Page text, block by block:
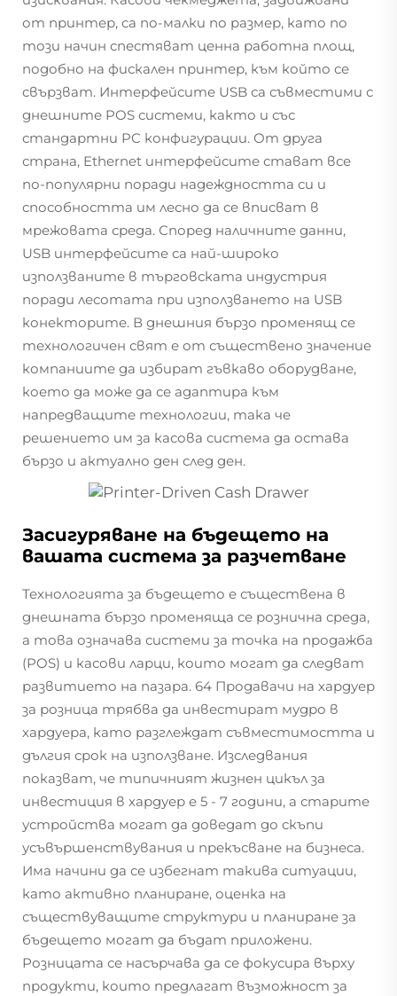
от принтер, са по-малки по размер, като по
този начин спестяват ценна работна площ,
подобно на фискален принтер, към който се
свързват. Интерфейсите USB са съвместими с
днешните POS системи, както и със
стандартни PC конфигурации. От друга
страна, Ethernet интерфейсите стават все
по-популярни поради надеждността си и
способността им лесно да се вписват в
мрежовата среда. Според наличните данни,
USB интерфейсите са най-широко
използваните в търговската индустрия
поради лесотата при използването на USB
конекторите. В днешния бързо променящ се
технологичен свят е от съществено значение
компаниите да избират гъвкаво оборудване,
което да може да се адаптира към
напредващите технологии, така че
решението им за касова система да остава
бързо и актуално ден след ден.
Засигуряване на бъдещето на
вашата система за разчетване
Технологията за бъдещето е съществена в
днешната бързо променяща се рознична среда,
а това означава системи за точка на продажба
(POS) и касови ларци, които могат да следват
развитието на пазара. 64 Продавачи на хардуер
за розница трябва да инвестират мудро в
хардуера, като разглеждат съвместимостта и
дългия срок на използване. Изследвания
показват, че типичният жизнен цикъл за
инвестиция в хардуер е 5 - 7 години, а старите
устройства могат да доведат до скъпи
усъвършенствувания и прекъсване на бизнеса.
Има начини да се избегнат такива ситуации,
като активно планиране, оценка на
съществуващите структури и планиране за
бъдещето могат да бъдат приложени.
Розницата се насърчава да се фокусира върху
продукти, които предлагат възможност за